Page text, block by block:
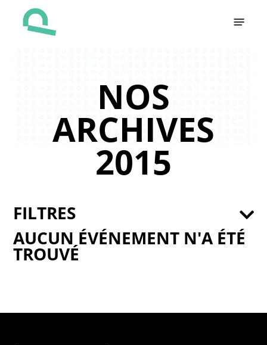
NOS
ARCHIVES
2015
AUCUN ÉVÉNEMENT N'A ÉTÉ
TROUVÉ
FILTRES